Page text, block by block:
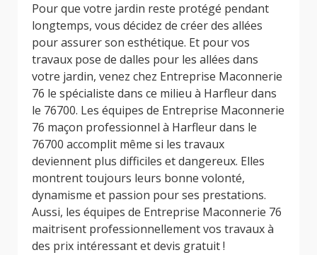
Pour que votre jardin reste protégé pendant
longtemps, vous décidez de créer des allées
pour assurer son esthétique. Et pour vos
travaux pose de dalles pour les allées dans
votre jardin, venez chez Entreprise Maconnerie
76 le spécialiste dans ce milieu à Harfleur dans
le 76700. Les équipes de Entreprise Maconnerie
76 maçon professionnel à Harfleur dans le
76700 accomplit même si les travaux
deviennent plus difficiles et dangereux. Elles
montrent toujours leurs bonne volonté,
dynamisme et passion pour ses prestations.
Aussi, les équipes de Entreprise Maconnerie 76
maitrisent professionnellement vos travaux à
des prix intéressant et devis gratuit !